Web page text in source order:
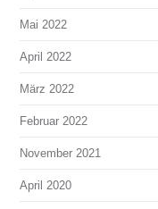
Mai 2022
April 2022
März 2022
Februar 2022
November 2021
April 2020